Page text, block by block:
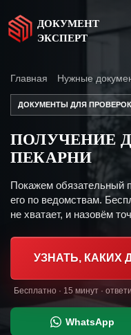
ДОКУМЕНТ
ЭКСПЕРТ
Главная Нужные
ДОКУМЕНТЫ ДЛЯ ПРОВЕРОК
ПОЛУЧЕНИЕ
ПЕКАРНИ
Покажем обязательный
его по ведомствам.
не хватает, и назовём
УЗНАТЬ, КАКИХ
Бесплатно · 15 минут ·
WhatsApp